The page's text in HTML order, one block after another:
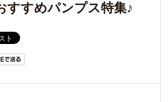
すすめパンプス特集♪